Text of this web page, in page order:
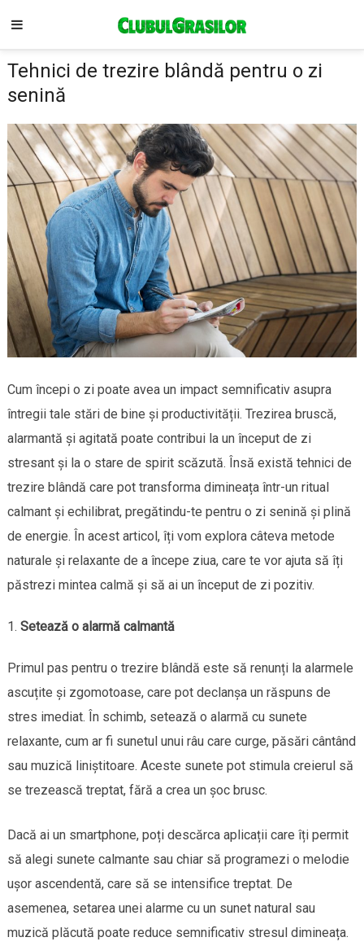
Tehnici de trezire blândă pentru o zi
senină
Cum începi o zi poate avea un impact semnificativ asupra
întregii tale stări de bine și productivității. Trezirea bruscă,
alarmantă și agitată poate contribui la un început de zi
stresant și la o stare de spirit scăzută. Însă există tehnici de
trezire blândă care pot transforma dimineața într-un ritual
calmant și echilibrat, pregătindu-te pentru o zi senină și plină
de energie. În acest articol, îți vom explora câteva metode
naturale și relaxante de a începe ziua, care te vor ajuta să îți
păstrezi mintea calmă și să ai un început de zi pozitiv.
Setează o alarmă calmantă
Primul pas pentru o trezire blândă este să renunți la alarmele
ascuțite și zgomotoase, care pot declanșa un răspuns de
stres imediat. În schimb, setează o alarmă cu sunete
relaxante, cum ar fi sunetul unui râu care curge, păsări cântând
sau muzică liniștitoare. Aceste sunete pot stimula creierul să
se trezească treptat, fără a crea un șoc brusc.
Dacă ai un smartphone, poți descărca aplicații care îți permit
să alegi sunete calmante sau chiar să programezi o melodie
ușor ascendentă, care să se intensifice treptat. De
asemenea, setarea unei alarme cu un sunet natural sau
muzică plăcută poate reduce semnificativ stresul dimineața.